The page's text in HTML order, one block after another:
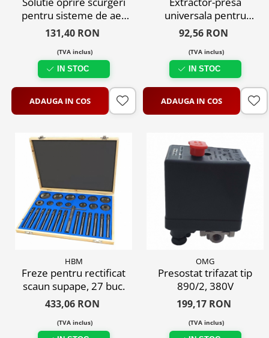
pentru sisteme de aer
condiționat
131,40 RON
(TVA inclus)
IN STOC
ADAUGA IN COS
universala pentru
tamburi
92,56 RON
(TVA inclus)
IN STOC
ADAUGA IN COS
HBM
Freze pentru rectificat
scaun supape, 27 buc.
433,06 RON
(TVA inclus)
OMG
Presostat trifazat tip
890/2, 380V
199,17 RON
(TVA inclus)